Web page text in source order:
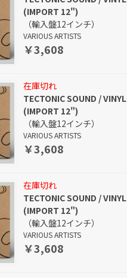
(IMPORT 12")
（輸入盤12インチ）
VARIOUS ARTISTS
￥3,608
在庫切れ
TECTONIC SOUND /
(IMPORT 12")
（輸入盤12インチ）
VARIOUS ARTISTS
￥3,608
在庫切れ
TECTONIC SOUND /
(IMPORT 12")
（輸入盤12インチ）
VARIOUS ARTISTS
￥3,608